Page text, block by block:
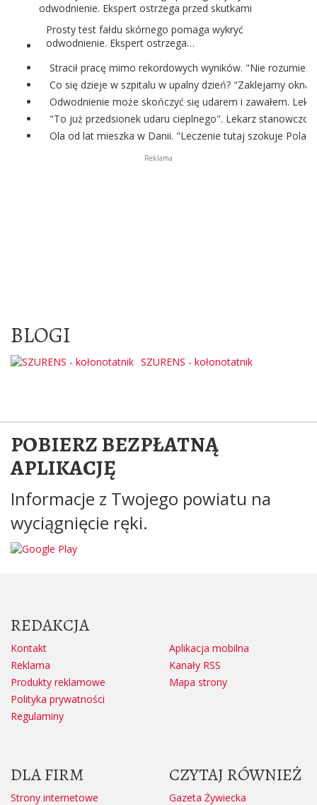
Prosty test fałdu skórnego pomaga wykryć
odwodnienie. Ekspert ostrzega…
Stracił pracę mimo rekordowych wyników. "Nie
Co się dzieje w szpitalu w upalny dzień? "Zaklejamy
Odwodnienie może skończyć się udarem i zawałem.
"To już przedsionek udaru cieplnego". Lekarz stanowczo
Ola od lat mieszka w Danii. "Leczenie tutaj szokuje
Reklama
BLOGI
SZURENS - kołonotatnik
POBIERZ BEZPŁATNĄ
APLIKACJĘ
Informacje z Twojego powiatu na
wyciągnięcie ręki.
REDAKCJA
Kontakt
Reklama
Produkty reklamowe
Polityka prywatności
Regulaminy
Aplikacja mobilna
Kanały RSS
Mapa strony
DLA FIRM
Strony internetowe
CZYTAJ RÓWNIEŻ
Gazeta Żywiecka